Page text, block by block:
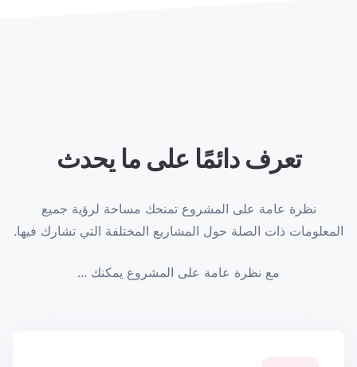
تعرف دائمًا على ما يحدث
نظرة عامة على المشروع تمنحك مساحة لرؤية جميع
المعلومات ذات الصلة حول المشاريع المختلفة التي تشارك فيها.
مع نظرة عامة على المشروع يمكنك ...